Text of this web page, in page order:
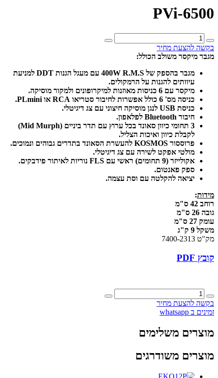
PVi-6500
כמות
של
PVi-
בקשה להצעת מחיר
מגבר מיקסר משולב הכולל:
מגבר בהספק של 400W R.M.S עם מעגל הגנות DDT למניעת
עיוותים להגנות על הרמקולים.
מיקסר עם 6 כניסות מאוזנות למיקרופונים ולמקור מוסיקה.
כניסה מס' 6 כולל אפשרות לחיבור סטריאו RCA או PLmini.
כניסת USB לנגן מוסיקה חיצוני עם צג דיגיטלי.
חיבור Bluetooth לפלאפון.
3 תחומי כיוון סאונד בכל ערוץ עם תדר ביניים (Mid Murph)
לקבלת כיוון ואיכות הצליל.
פרוססור KOSMOS להעשרת הסאונד בתדרים גבוהים ונמוכים.
מולטי אפקט לשירה עם צג דיגיטלי.
אקולייזר (9 תחומים) ראשי עם FLS נוריות לאיתור פידבקים.
ספק פאנטום.
יציאה להקלטה עם וסת עצמה.
מידות:
רוחב 42 ס"מ
גובה 26 ס"מ
עומק 27 ס"מ
משקל 9 ק"ג
מק"ט 7400-2313
קובץ PDF
כמות
של
PVi-
בקשה להצעת מחיר
זמינים ב whatsapp
מוצרים משלימים
מוצרים משודרגים